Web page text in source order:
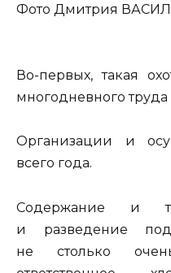
Фото Дмитрия
Во-первых, такая
многодневного труда
Организации и
всего года.
Содержание и
и разведение
не столько